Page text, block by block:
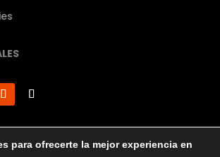
para ofrecerte la mejor experiencia en